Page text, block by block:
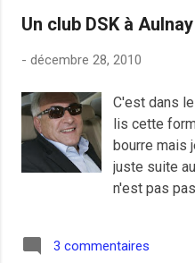
largement ok,
l'Elysée
l'époque pour ce
alentours
de voir plein de
Encore un fois,
voir un peu plus
moins que
et les deux me
Un club DSK à
- décembre 28, 2010
C'est dans
lis cette
bourre mais
juste suite
n'est pas
de quoi se
3 commentaires